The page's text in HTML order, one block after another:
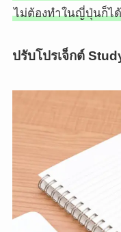
ไม่ต้องทำในญี่ปุ่นก็ได้
ปรับโปรเจ็กต์